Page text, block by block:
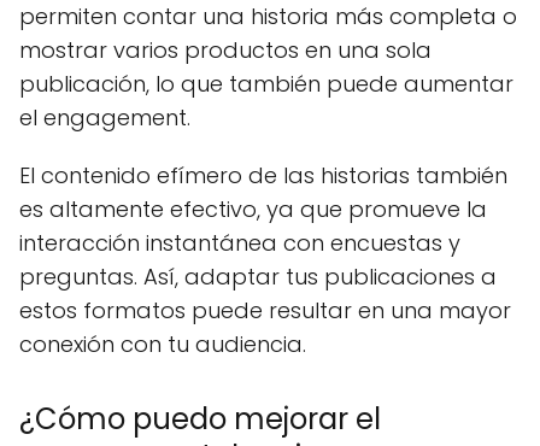
permiten contar una historia más completa o
mostrar varios productos en una sola
publicación, lo que también puede aumentar
el engagement.
El contenido efímero de las historias también
es altamente efectivo, ya que promueve la
interacción instantánea con encuestas y
preguntas. Así, adaptar tus publicaciones a
estos formatos puede resultar en una mayor
conexión con tu audiencia.
¿Cómo puedo mejorar el